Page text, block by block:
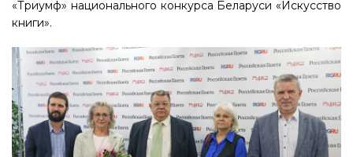
«Триумф» национального конкурса Беларуси «Искусство
книги».